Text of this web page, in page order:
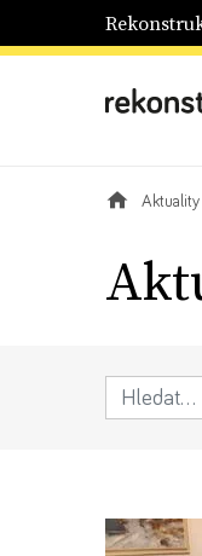
Aktuality